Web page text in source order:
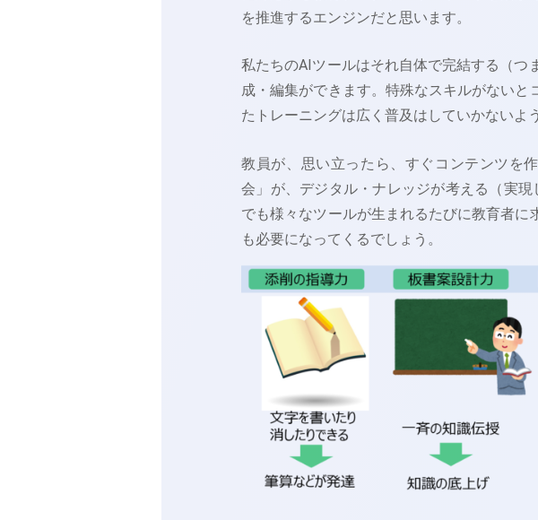
を推進するエンジンだと思います。
私たちのAIツールはそれ自体で完結する（
成・編集ができます。特殊なスキルがない
たトレーニングは広く普及はしていかないよ
教員が、思い立ったら、すぐコンテンツを
会」が、デジタル・ナレッジが考える（実
でも様々なツールが生まれるたびに教育者
も必要になってくるでしょう。